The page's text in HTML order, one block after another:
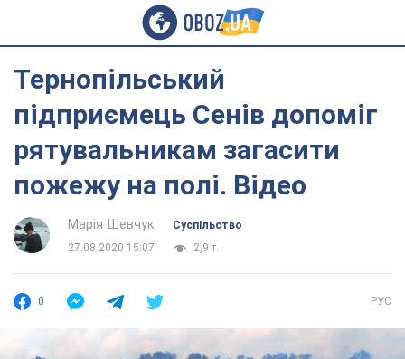
Тернопільський
підприємець Сенів допоміг
рятувальникам загасити
пожежу на полі. Відео
Марія Шевчук
Суспільство
27.08.2020 15:07
2,9 т.
0 РУС